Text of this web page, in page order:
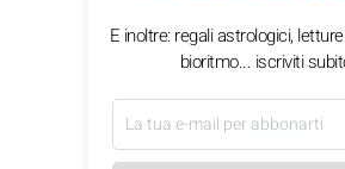
E inoltre: regali astrologici,
bioritmo... iscriviti